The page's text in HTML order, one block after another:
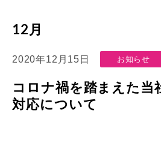
12月
2020年12月15日 お知らせ
コロナ禍を踏まえた当
対応について